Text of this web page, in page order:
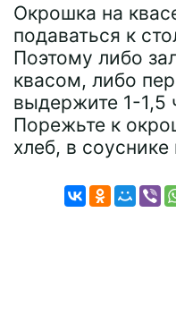
Окрошка на
подаваться к
Поэтому либо
квасом, либо
выдержите 1-1,5
Порежьте к
хлеб, в